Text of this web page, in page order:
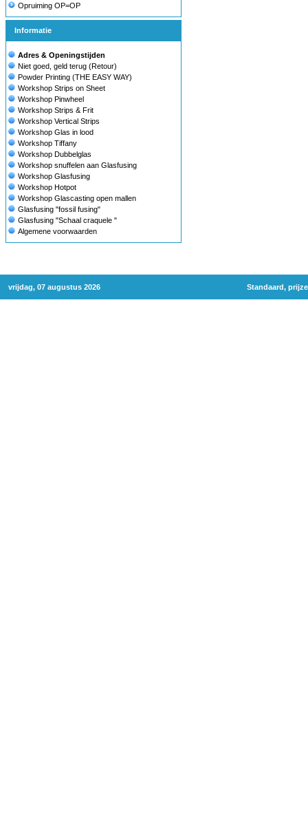
Opruiming OP=OP
Informatie
Adres & Openingstijden
Niet goed, geld terug (Retour)
Powder Printing (THE EASY WAY)
Workshop Strips on Sheet
Workshop Pinwheel
Workshop Strips & Frit
Workshop Vertical Strips
Workshop Glas in lood
Workshop Tiffany
Workshop Dubbelglas
Workshop snuffelen aan Glasfusing
Workshop Glasfusing
Workshop Hotpot
Workshop Glascasting open mallen
Glasfusing "fossil fusing"
Glasfusing "Schaal craquele "
Algemene voorwaarden
vrijdag, 07 augustus 2026 Standaard,